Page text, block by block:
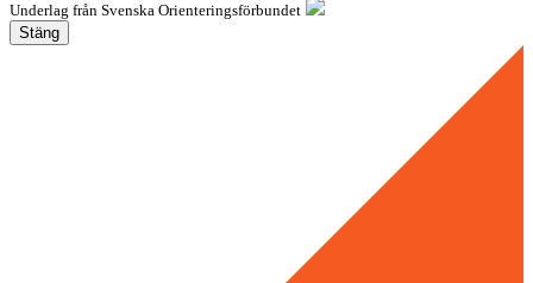
Underlag från Svenska Orienteringsförbundet
Stäng